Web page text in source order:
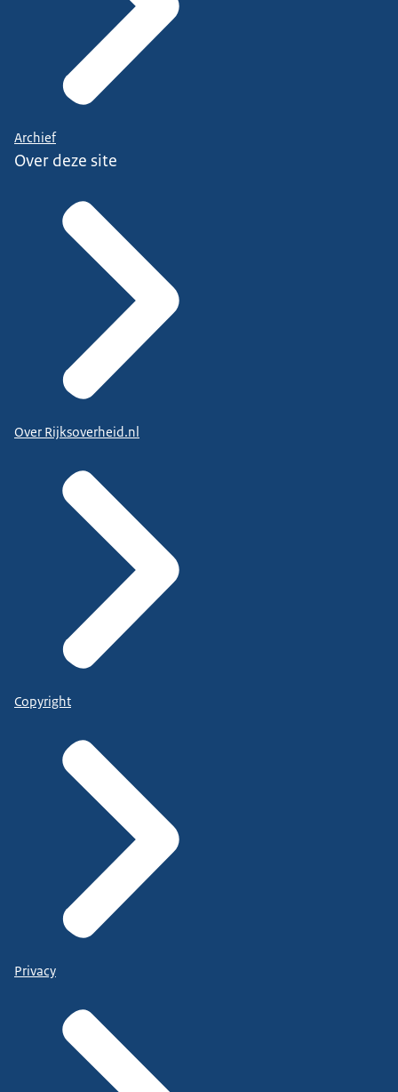
Archief
Over deze site
Over Rijksoverheid.nl
Copyright
Privacy